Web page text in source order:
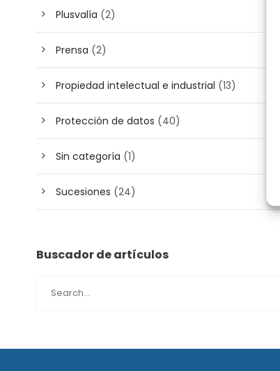
Plusvalía (2)
Prensa (2)
Propiedad intelectual e industrial (13)
Protección de datos (40)
Sin categoría (1)
Sucesiones (24)
Buscador de artículos